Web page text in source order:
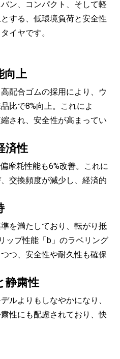
ン、コンパクト、そして軽
する、低環境負荷と安全性
イヤです。
向上
配合ゴムの採用により、ウ
比で8%向上。
これによ
され、安全性が高まってい
済性
摩耗性能も6%改善。
これに
交換頻度が減少し、経済的
を満たしており、転がり抵
ップ性能「b」のラベリング
つ、安全性や耐久性も確保
静粛性
ルよりもしなやかになり、
性にも配慮されており、快